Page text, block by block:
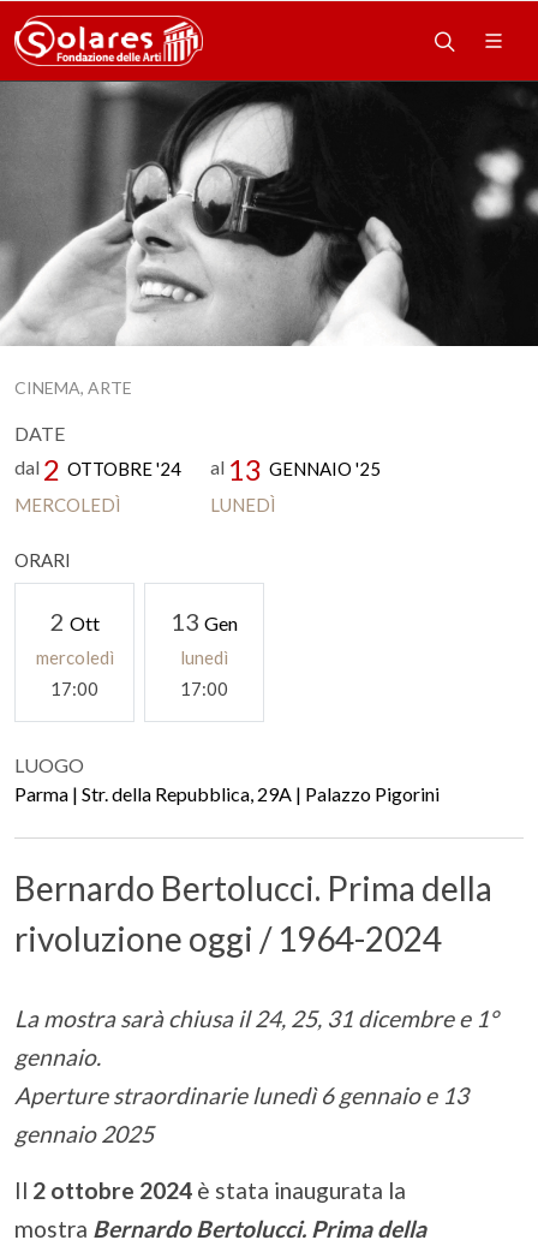
CINEMA, ARTE
DATE
dal 2 OTTOBRE '24
MERCOLEDÌ
al 13 GENNAIO '25
LUNEDÌ
ORARI
2 Ott
mercoledì
17:00
13 Gen
lunedì
17:00
LUOGO
Parma | Str. della Repubblica, 29A | Palazzo Pigorini
Bernardo Bertolucci. Prima della
rivoluzione oggi / 1964-2024
La mostra sarà chiusa il 24, 25, 31 dicembre e 1°
gennaio.
Aperture straordinarie lunedì 6 gennaio e 13
gennaio 2025
Il 2 ottobre 2024 è stata inaugurata la
mostra Bernardo Bertolucci. Prima della